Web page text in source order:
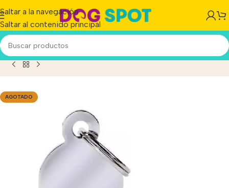
Saltar a la navegación
Saltar al contenido principal
Id Mascotas Cromada Grabada Small !! Entrega Hoy !!
AGOTADO